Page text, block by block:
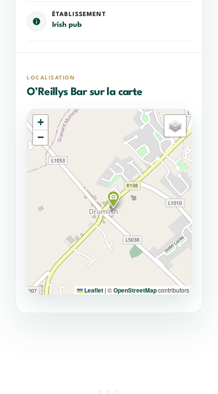
ÉTABLISSEMENT
Irish pub
LOCALISATION
O’Reillys Bar sur la carte
+
−
Leaflet | ©OpenStreetMapcontributors